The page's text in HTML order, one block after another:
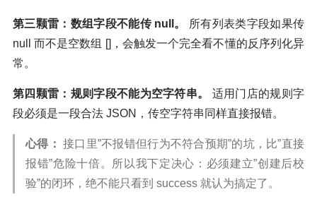
第三颗雷：数组字段不能传 null。
所有列表类字段如果传
null 而不是空数组 []，会触发一个完全看不懂的反序列化异
常。
第四颗雷：规则字段不能为空字符串。
适用门店的规则字
段必须是一段合法 JSON，传空字符串同样直接报错。
心得： 接口里”不报错但行为不符合预期”的坑，比”直接
报错”危险十倍。所以我下定决心：必须建立”创建后校
验”的闭环，绝不能只看到 success 就认为搞定了。